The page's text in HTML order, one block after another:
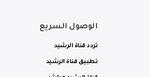
الوصول السريع
تردد قناة الرشيد
تطبيق قناة الرشيد